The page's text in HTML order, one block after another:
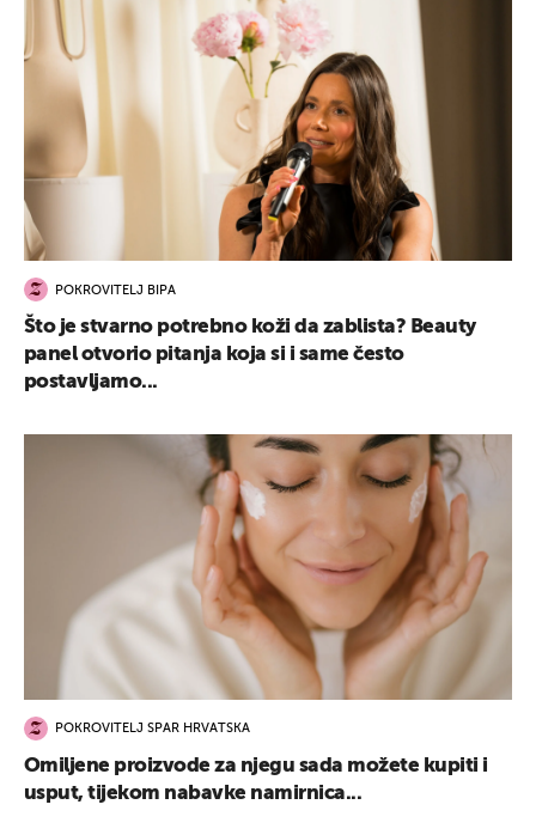
POKROVITELJ BIPA
Što je stvarno potrebno koži da zablista? Beauty
panel otvorio pitanja koja si i same često
postavljamo...
POKROVITELJ SPAR HRVATSKA
Omiljene proizvode za njegu sada možete kupiti i
usput, tijekom nabavke namirnica...